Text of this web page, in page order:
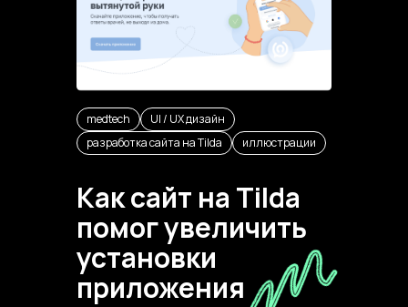
medtech
UI / UX дизайн
разработка сайта на Tilda
иллюстрации
Как сайт на Tilda
помог увеличить
установки
приложения